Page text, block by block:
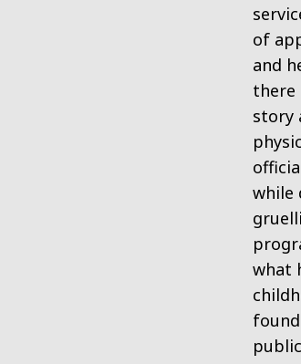
of
and
there
story
while
what